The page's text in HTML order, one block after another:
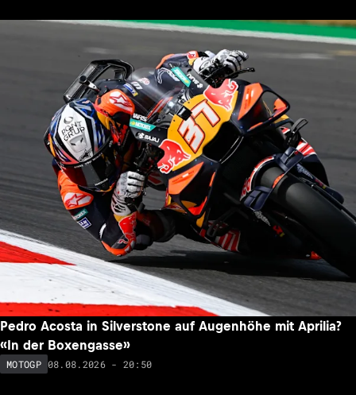
Pedro Acosta in Silverstone auf Augenhöhe mit Aprilia?
«In der Boxengasse»
MOTOGP 08.08.2026 - 20:50